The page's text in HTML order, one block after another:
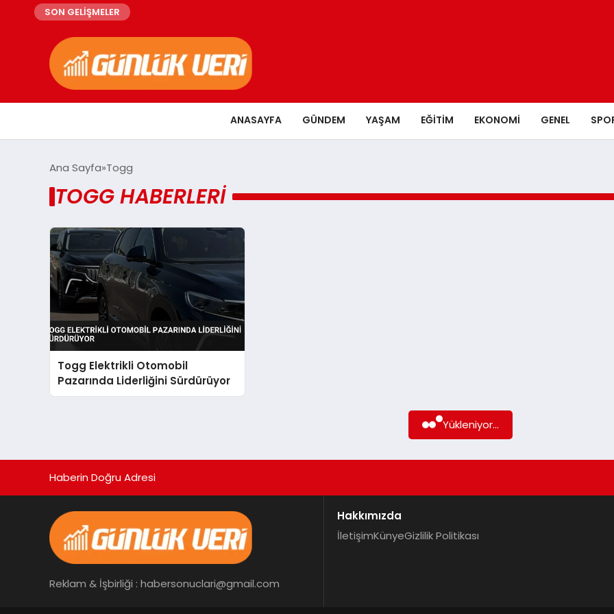
SON GELİŞMELER
ANASAYFA GÜNDEM YAŞAM EĞITIM EKONOMI GENEL
Ana Sayfa Togg
TOGG HABERLERI
Togg Elektrikli Otomobil
Pazarında Liderliğini Sürdürüyor
Yükleniyor...
Haberin Doğru Adresi
Reklam & İşbirliği : habersonuclari@gmail.com
Hakkımızda
İletişimKünyeGizlilik Politikası